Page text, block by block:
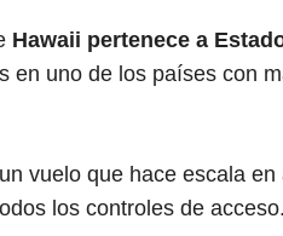
Hawaii pertenece a
en uno de los países con
vuelo que hace escala
los controles de acceso.